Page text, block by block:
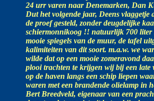
24 urr varen naar Denemarken, Dan
Dut het volgende jaar, Deens
de proef gesteld, zonder deugdelijke
schiermonnikoog !! natuurlijk 700 liter
mooie spiegels van de muur, de tafel
kalimiteiten van dit soort. m.a.w. we
wilde dat op een mooie zomeravond
plooi trachten te krijgen wij bij een late
op de haven langs een schip liepen
waren met een brandende olielamp in
Bert Breedveld, eigenaar van een